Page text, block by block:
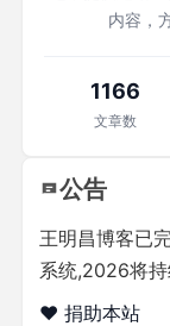
内容，
1166
文章数
公告
王明昌博客已
系统,2026将
❤️ 捐助本站